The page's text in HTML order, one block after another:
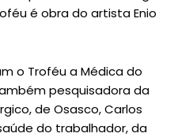
é obra do artista Enio
o Troféu a Médica do
pesquisadora da
de Osasco, Carlos
do trabalhador, da